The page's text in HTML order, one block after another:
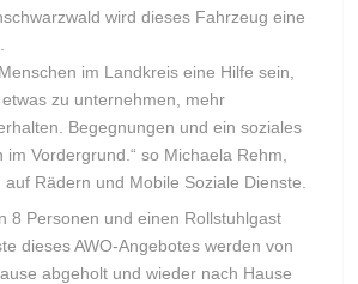
wird dieses Fahrzeug eine
im Landkreis eine Hilfe sein,
zu unternehmen, mehr
Begegnungen und ein soziales
Vordergrund.“ so Michaela Rehm,
Rädern und Mobile Soziale Dienste.
8 Personen und einen Rollstuhlgast
dieses AWO-Angebotes werden von
abgeholt und wieder nach Hause